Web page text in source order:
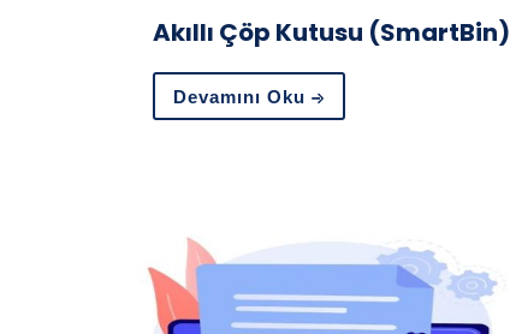
Akıllı Çöp Kutusu (SmartBin)
Devamını Oku